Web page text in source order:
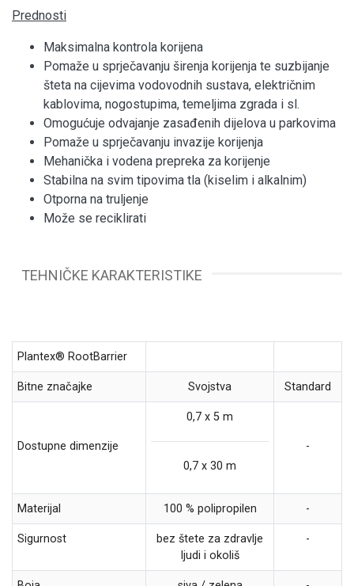
Prednosti
Maksimalna kontrola korijena
Pomaže u sprječavanju širenja korijenja te suzbijanje
šteta na cijevima vodovodnih sustava, električnim
kablovima, nogostupima, temeljima zgrada i sl.
Omogućuje odvajanje zasađenih dijelova u parkovima
Pomaže u sprječavanju invazije korijenja
Mehanička i vodena prepreka za korijenje
Stabilna na svim tipovima tla (kiselim i alkalnim)
Otporna na truljenje
Može se reciklirati
TEHNIČKE KARAKTERISTIKE
Plantex® RootBarrier
Bitne značajke Svojstva Standard
Dostupne dimenzije
0,7 x 5 m
0,7 x 30 m
-
Materijal 100 % polipropilen -
Sigurnost
bez štete za zdravlje
ljudi i okoliš
-